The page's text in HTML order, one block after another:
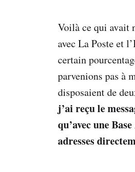
Voilà ce qui avait
avec La Poste et
certain
parvenions pas à
disposaient de
j’ai reçu le
qu’avec une
adresses